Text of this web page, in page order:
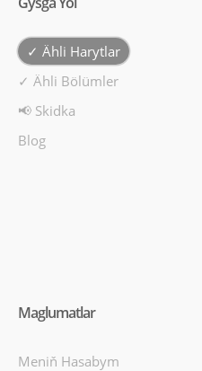
✓ Ähli Harytlar
✓ Ähli Bölümler
📢 Skidka
Blog
Maglumatlar
Meniň Hasabym